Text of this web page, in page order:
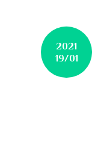
2021
19/01